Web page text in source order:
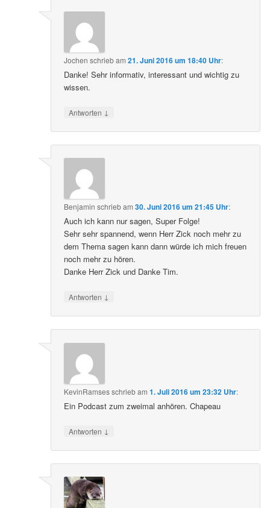
Jochen schriebam21. Juni 2016 um 18:40 Uhr:
Danke! Sehr informativ, interessant und wichtig zu
wissen.
Antworten ↓
Benjamin schriebam30. Juni 2016 um 21:45 Uhr:
Auch ich kann nur sagen, Super Folge!
Sehr sehr spannend, wenn Herr Zick noch mehr zu
dem Thema sagen kann dann würde ich mich freuen
noch mehr zu hören.
Danke Herr Zick und Danke Tim.
Antworten ↓
KevinRamsesschriebam1. Juli 2016 um 23:32 Uhr:
Ein Podcast zum zweimal anhören. Chapeau
Antworten ↓